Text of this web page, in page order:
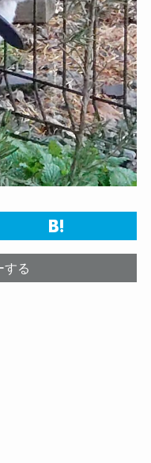
する